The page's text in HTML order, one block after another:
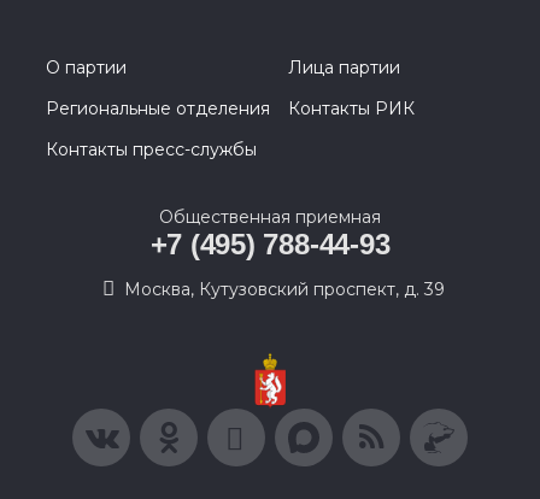
О партии
Лица партии
Региональные отделения
Контакты РИК
Контакты пресс-службы
Общественная приемная
+7 (495) 788-44-93
Москва, Кутузовский проспект, д. 39